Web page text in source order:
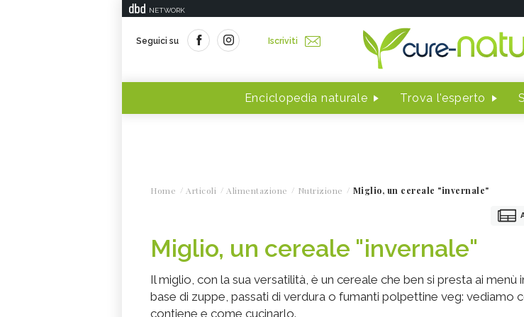
NETWORK
Seguici su Iscriviti
Enciclopedia naturale Trova l'esperto
Home Articoli Alimentazione Nutrizione Miglio, un cereale "invernale"
Miglio, un cereale "invernale"
Il miglio, con la sua versatilità, è un cereale che ben si presta ai menù
base di zuppe, passati di verdura o fumanti polpettine veg: vediamo
contiene e come cucinarlo.